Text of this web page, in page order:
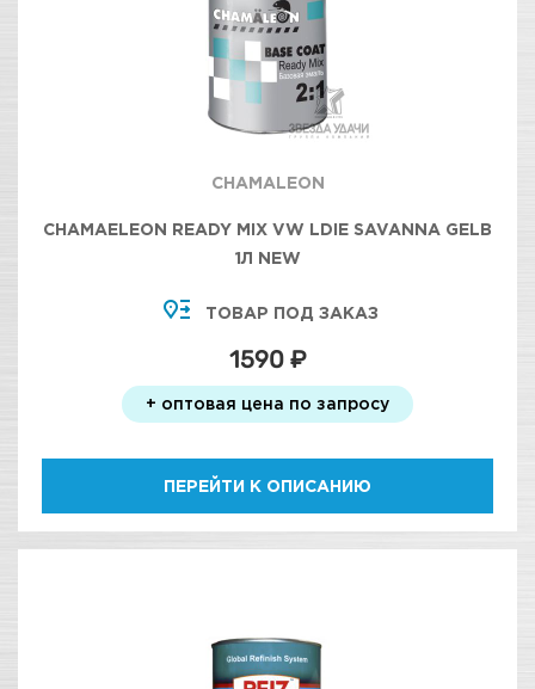
CHAMALEON
CHAMAELEON READY MIX VW LDIE SAVANNA GELB
1Л NEW
ТОВАР ПОД ЗАКАЗ
1590 ₽
+ оптовая цена по запросу
ПЕРЕЙТИ К ОПИСАНИЮ